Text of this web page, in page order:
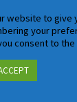
website to give
your
consent to